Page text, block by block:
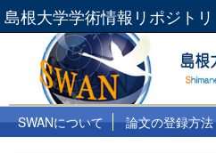
島根大学学術情報リポジトリ
SWANについて 論文の登録方